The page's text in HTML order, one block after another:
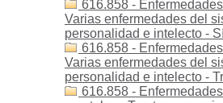
616.858 -
Varias enfermedades del
personalidad e intelecto -
616.858 -
Varias enfermedades del
personalidad e intelecto -
616.858 -